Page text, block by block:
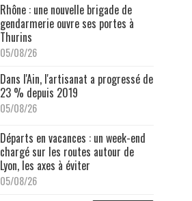
Rhône : une nouvelle brigade de
gendarmerie ouvre ses portes à
Thurins
05/08/26
Dans l'Ain, l'artisanat a progressé de
23 % depuis 2019
05/08/26
Départs en vacances : un week-end
chargé sur les routes autour de
Lyon, les axes à éviter
05/08/26